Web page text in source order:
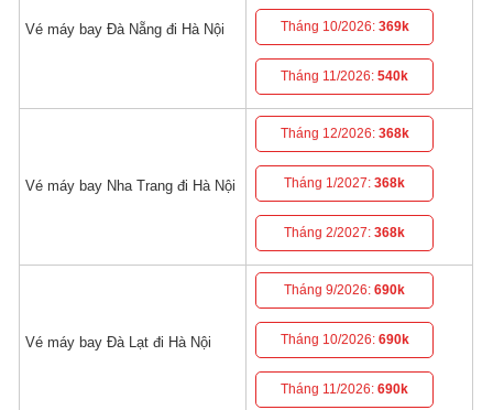
Vé máy bay Đà Nẵng đi Hà Nội Tháng 10/2026: 369k
Tháng 11/2026:540k
Vé máy bay Nha Trang đi Hà Nội
Tháng 12/2026: 368k
Tháng 1/2027:368k
Tháng 2/2027:368k
Vé máy bay Đà Lạt đi Hà Nội
Tháng 9/2026:690k
Tháng 10/2026: 690k
Tháng 11/2026:690k